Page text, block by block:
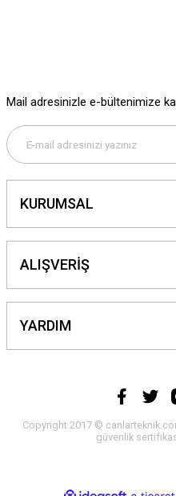
Mail adresinizle e-bültenimize
KURUMSAL
ALIŞVERİŞ
YARDIM
Copyright 2017 ©
güvenlik